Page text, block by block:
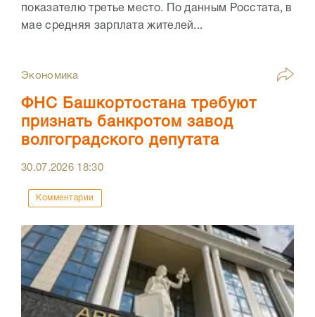
показателю третье место. По данным Росстата, в
мае средняя зарплата жителей...
Экономика
ФНС Башкортостана требуют
признать банкротом завод
волгоградского депутата
30.07.2026 18:30
Комментарии